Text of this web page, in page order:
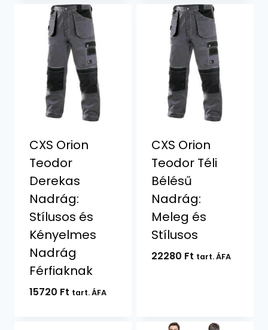
CXS Orion
Teodor
Derekas
Nadrág:
Stílusos és
Kényelmes
Nadrág
Férfiaknak
15720 Ft tart. ÁFA
CXS Orion
Teodor Téli
Bélésű
Nadrág:
Meleg és
Stílusos
22280 Ft tart. ÁFA